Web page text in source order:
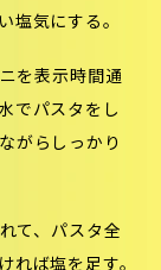
塩気にする。
を表示時間通
でパスタをし
がらしっかり
て、パスタ全
れば塩を足す。